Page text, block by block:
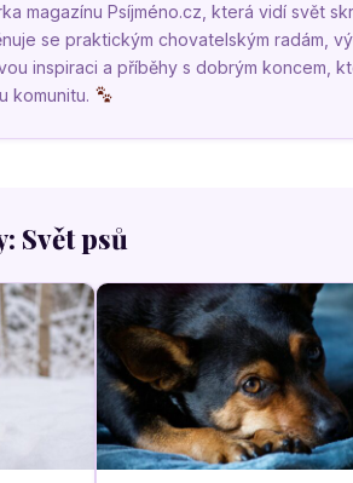
magazínu Psíjméno.cz, která vidí svět
se praktickým chovatelským radám,
inspiraci a příběhy s dobrým koncem,
komunitu.
Svět psů